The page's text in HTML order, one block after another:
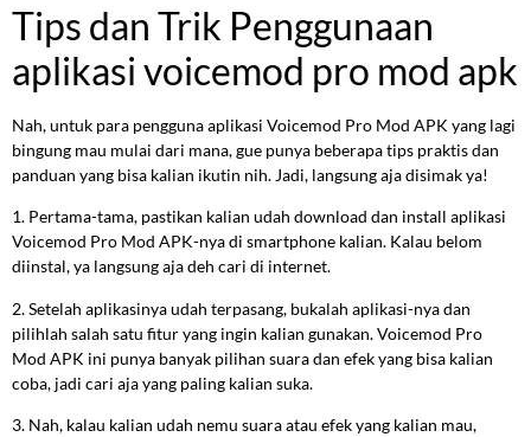
Tips dan Trik Penggunaan
aplikasi voicemod pro mod apk
Nah, untuk para pengguna aplikasi Voicemod Pro Mod APK yang lagi
bingung mau mulai dari mana, gue punya beberapa tips praktis dan
panduan yang bisa kalian ikutin nih. Jadi, langsung aja disimak ya!
1. Pertama-tama, pastikan kalian udah download dan install aplikasi
Voicemod Pro Mod APK-nya di smartphone kalian. Kalau belom
diinstal, ya langsung aja deh cari di internet.
2. Setelah aplikasinya udah terpasang, bukalah aplikasi-nya dan
pilihlah salah satu fitur yang ingin kalian gunakan. Voicemod Pro
Mod APK ini punya banyak pilihan suara dan efek yang bisa kalian
coba, jadi cari aja yang paling kalian suka.
3. Nah, kalau kalian udah nemu suara atau efek yang kalian mau,